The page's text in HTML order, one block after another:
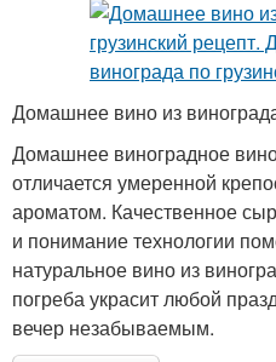
Домашнее вино из
Домашнее виноградное
отличается умеренной
ароматом. Качественное
и понимание технологии
натуральное вино из
погреба украсит любой
вечер незабываемым.